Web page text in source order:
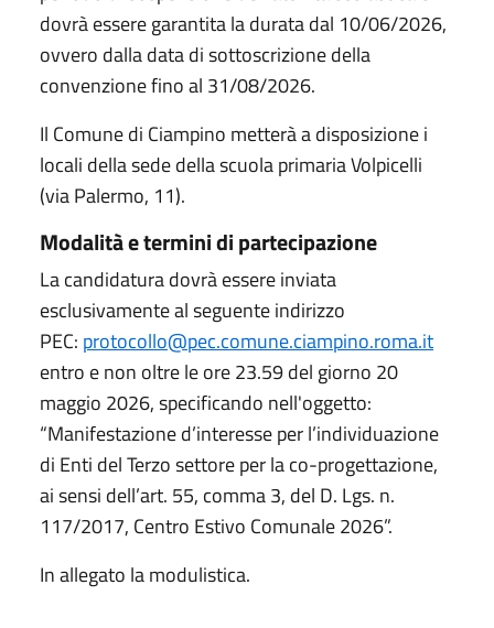
dovrà essere garantita la durata dal 10/06/2026,
ovvero dalla data di sottoscrizione della
convenzione fino al 31/08/2026.
Il Comune di Ciampino metterà a disposizione i
locali della sede della scuola primaria Volpicelli
(via Palermo, 11).
Modalità e termini di partecipazione
La candidatura dovrà essere inviata
esclusivamente al seguente indirizzo
PEC: protocollo@pec.comune.ciampino.roma.it
entro e non oltre le ore 23.59 del giorno 20
maggio 2026, specificando nell'oggetto:
“Manifestazione d’interesse per l’individuazione
di Enti del Terzo settore per la co-progettazione,
ai sensi dell’art. 55, comma 3, del D. Lgs. n.
117/2017, Centro Estivo Comunale 2026”.
In allegato la modulistica.